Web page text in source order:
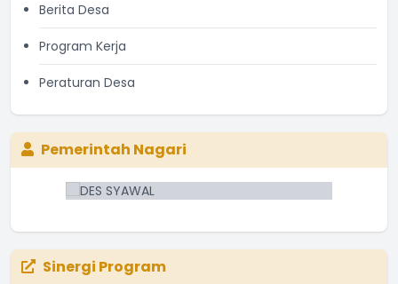
Berita Desa
Program Kerja
Peraturan Desa
Pemerintah Nagari
Sinergi Program